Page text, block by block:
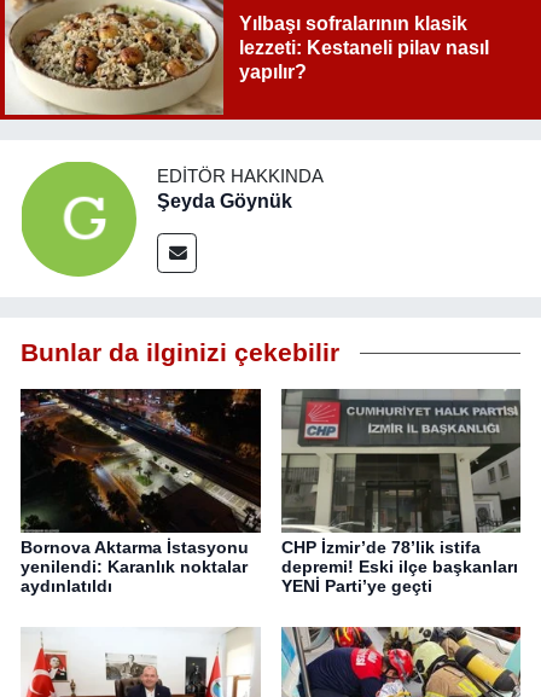
Yılbaşı sofralarının klasik
lezzeti: Kestaneli pilav nasıl
yapılır?
EDITÖR HAKKINDA
Şeyda Göynük
Bunlar da ilginizi çekebilir
Bornova Aktarma İstasyonu
yenilendi: Karanlık noktalar
aydınlatıldı
CHP İzmir’de 78’lik istifa
depremi! Eski ilçe başkanları
YENİ Parti’ye geçti